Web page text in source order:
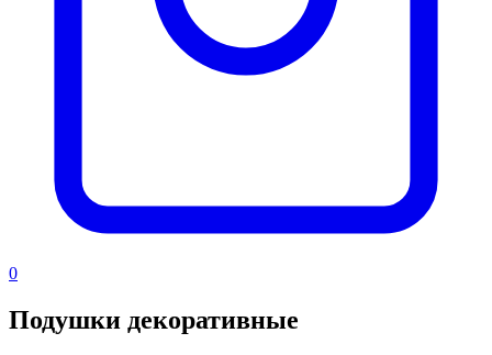
0
Подушки декоративные